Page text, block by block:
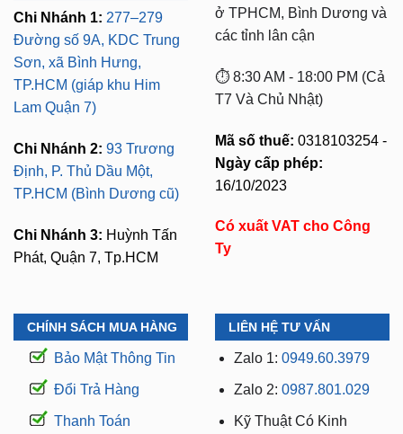
Chi Nhánh 1: 277–279
Đường số 9A, KDC Trung
Sơn, xã Bình Hưng,
TP.HCM (giáp khu Him
Lam Quận 7)
Chi Nhánh 2: 93 Trương
Định, P. Thủ Dầu Một,
TP.HCM (Bình Dương cũ)
Chi Nhánh 3: Huỳnh Tấn
Phát, Quận 7, Tp.HCM
ở TPHCM, Bình Dương và
các tỉnh lân cận
⏱️ 8:30 AM - 18:00 PM (Cả
T7 Và Chủ Nhật)
Mã số thuế: 0318103254 -
Ngày cấp phép:
16/10/2023
Có xuất VAT cho Công
Ty
CHÍNH SÁCH MUA HÀNG
Bảo Mật Thông Tin
Đổi Trả Hàng
Thanh Toán
LIÊN HỆ TƯ VẤN
Zalo 1: 0949.60.3979
Zalo 2: 0987.801.029
Kỹ Thuật Có Kinh